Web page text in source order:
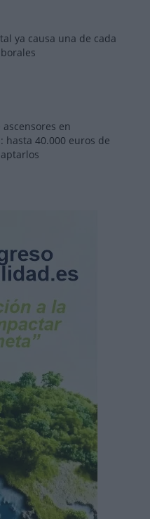
ya causa una de cada
en
hasta 40.000 euros de